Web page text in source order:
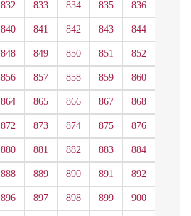
832 833 834 835 836
840 841 842 843 844
848 849 850 851 852
856 857 858 859 860
864 865 866 867 868
872 873 874 875 876
880 881 882 883 884
888 889 890 891 892
896 897 898 899 900